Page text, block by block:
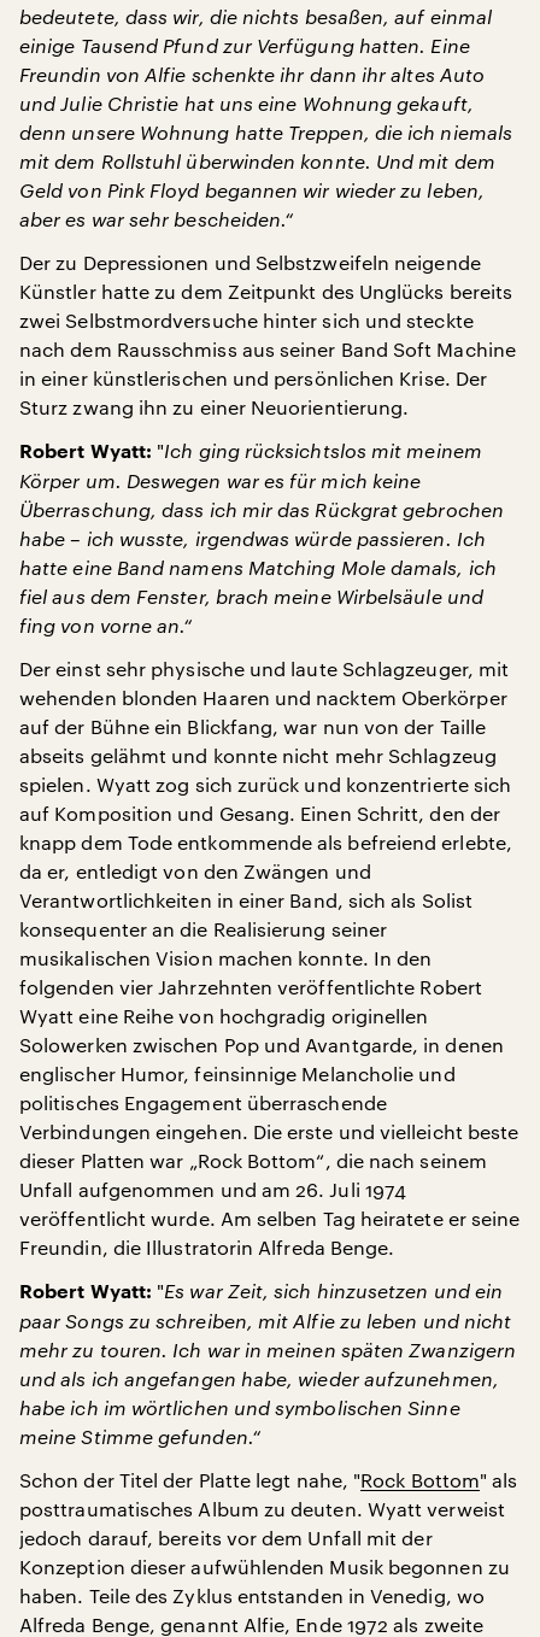
bedeutete, dass wir, die nichts besaßen, auf einmal
einige Tausend Pfund zur Verfügung hatten. Eine
Freundin von Alfie schenkte ihr dann ihr altes Auto
und Julie Christie hat uns eine Wohnung gekauft,
denn unsere Wohnung hatte Treppen, die ich niemals
mit dem Rollstuhl überwinden konnte. Und mit dem
Geld von Pink Floyd begannen wir wieder zu leben,
aber es war sehr bescheiden.“
Der zu Depressionen und Selbstzweifeln neigende
Künstler hatte zu dem Zeitpunkt des Unglücks bereits
zwei Selbstmordversuche hinter sich und steckte
nach dem Rausschmiss aus seiner Band Soft Machine
in einer künstlerischen und persönlichen Krise. Der
Sturz zwang ihn zu einer Neuorientierung.
Robert Wyatt: "Ich ging rücksichtslos mit meinem
Körper um. Deswegen war es für mich keine
Überraschung, dass ich mir das Rückgrat gebrochen
habe – ich wusste, irgendwas würde passieren. Ich
hatte eine Band namens Matching Mole damals, ich
fiel aus dem Fenster, brach meine Wirbelsäule und
fing von vorne an.“
Der einst sehr physische und laute Schlagzeuger, mit
wehenden blonden Haaren und nacktem Oberkörper
auf der Bühne ein Blickfang, war nun von der Taille
abseits gelähmt und konnte nicht mehr Schlagzeug
spielen. Wyatt zog sich zurück und konzentrierte sich
auf Komposition und Gesang. Einen Schritt, den der
knapp dem Tode entkommende als befreiend erlebte,
da er, entledigt von den Zwängen und
Verantwortlichkeiten in einer Band, sich als Solist
konsequenter an die Realisierung seiner
musikalischen Vision machen konnte. In den
folgenden vier Jahrzehnten veröffentlichte Robert
Wyatt eine Reihe von hochgradig originellen
Solowerken zwischen Pop und Avantgarde, in denen
englischer Humor, feinsinnige Melancholie und
politisches Engagement überraschende
Verbindungen eingehen. Die erste und vielleicht beste
dieser Platten war „Rock Bottom“, die nach seinem
Unfall aufgenommen und am 26. Juli 1974
veröffentlicht wurde. Am selben Tag heiratete er seine
Freundin, die Illustratorin Alfreda Benge.
Robert Wyatt: "Es war Zeit, sich hinzusetzen und ein
paar Songs zu schreiben, mit Alfie zu leben und nicht
mehr zu touren. Ich war in meinen späten Zwanzigern
und als ich angefangen habe, wieder aufzunehmen,
habe ich im wörtlichen und symbolischen Sinne
meine Stimme gefunden.“
Schon der Titel der Platte legt nahe, "Rock Bottom" als
posttraumatisches Album zu deuten. Wyatt verweist
jedoch darauf, bereits vor dem Unfall mit der
Konzeption dieser aufwühlenden Musik begonnen zu
haben. Teile des Zyklus entstanden in Venedig, wo
Alfreda Benge, genannt Alfie, Ende 1972 als zweite